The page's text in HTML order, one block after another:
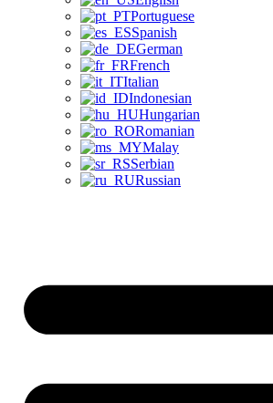
Portuguese
Spanish
German
French
Italian
Indonesian
Hungarian
Romanian
Malay
Serbian
Russian